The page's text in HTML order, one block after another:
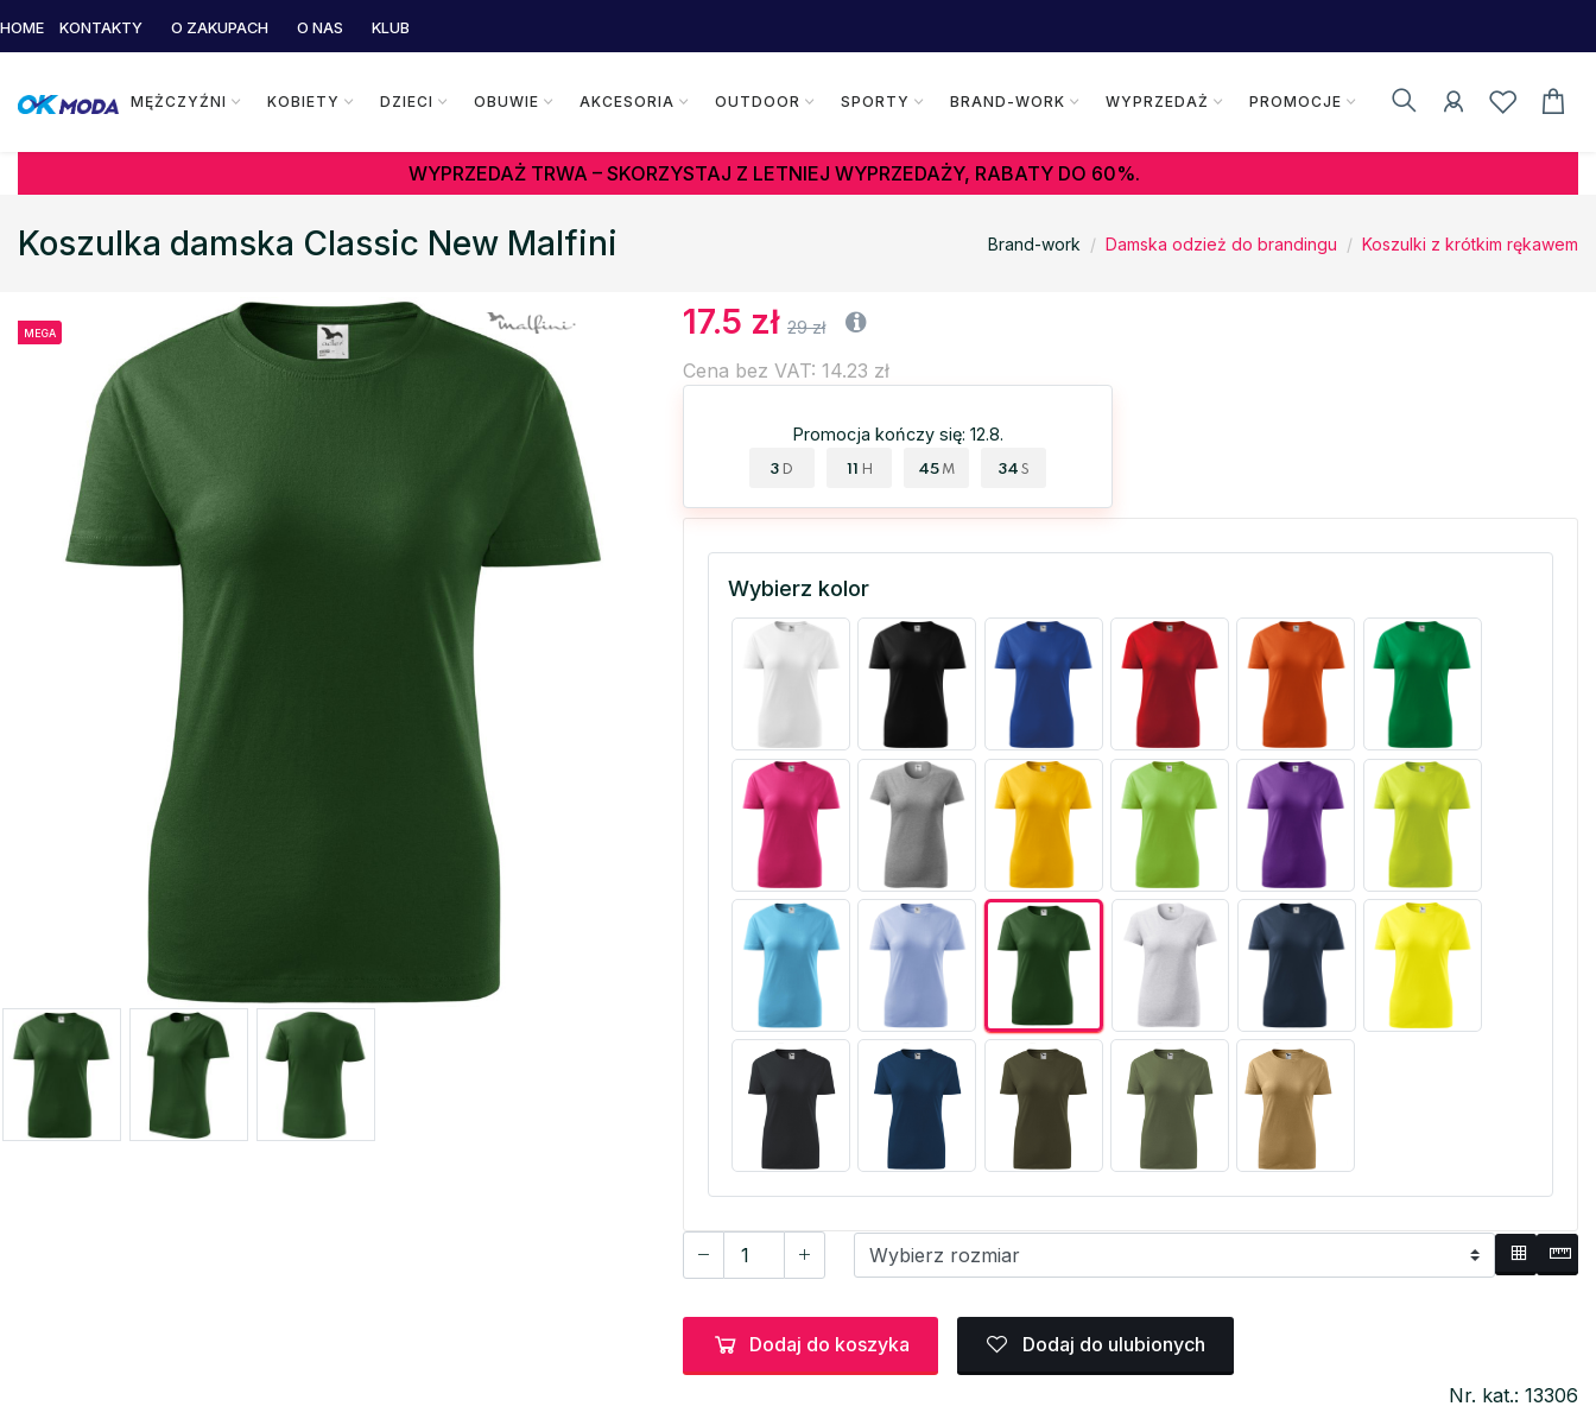
HOME KONTAKTY O ZAKUPACH O NAS KLUB
MĘŻCZYŹNI KOBIETY DZIECI OBUWIE AKCESORIA OUTDOOR SPORTY BRAND-WORK WYPRZEDAŻ PROMOCJE
WYPRZEDAŻ TRWA – SKORZYSTAJ Z LETNIEJ WYPRZEDAŻY, RABATY DO 60%.
Koszulka damska Classic New Malfini Brand-work Damska odzież do brandingu Koszulki z krótkim rękawem
MEGA 17.5 zł 29 zł
Cena bez VAT: 14.23 zł
Promocja kończy się: 12.8.
3 D 11 H 45 M 33 S
Wybierz kolor
Dodaj do koszyka Dodaj do ulubionych
Nr. kat.: 13306